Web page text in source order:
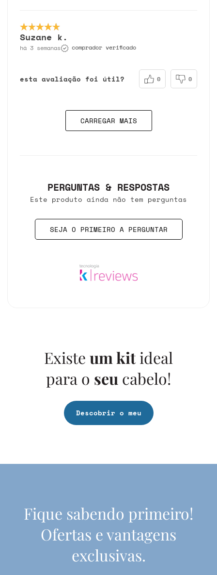
Suzane k.
há 3 semanas comprador verificado
esta avaliação foi útil? 0 0
CARREGAR MAIS
PERGUNTAS & RESPOSTAS
Este produto ainda não tem perguntas
SEJA O PRIMEIRO A PERGUNTAR
Existe um kitideal
para o seu cabelo!
Descobrir o meu
Fique sabendo primeiro!
Ofertas e vantagens
exclusivas.